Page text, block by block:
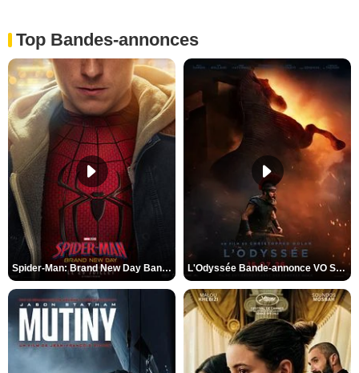
Top Bandes-annonces
Spider-Man: Brand New Day Bande-annonce VO STFR L'Odyssée Bande-annonce VO STFR